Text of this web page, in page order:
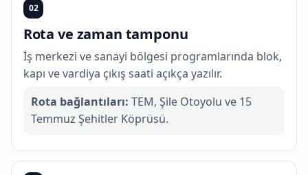
02
Rota ve zaman tamponu
İş merkezi ve sanayi bölgesi programlarında blok,
kapı ve vardiya çıkış saati açıkça yazılır.
Rota bağlantıları: TEM, Şile Otoyolu ve 15
Temmuz Şehitler Köprüsü.